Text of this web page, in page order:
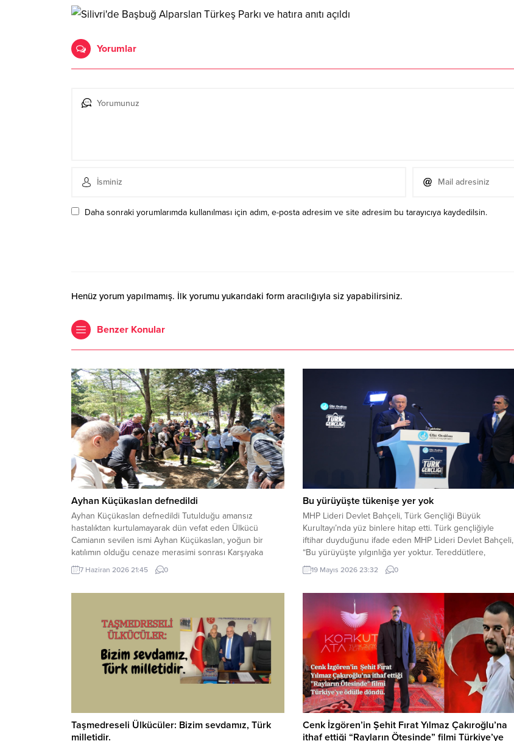
Yorumlar
Daha sonraki yorumlarımda kullanılması için adım, e-posta adresim ve site adresim bu tarayıcıya kaydedilsin.
Henüz yorum yapılmamış. İlk yorumu yukarıdaki form aracılığıyla siz yapabilirsiniz.
Benzer Konular
Ayhan Küçükaslan defnedildi
Ayhan Küçükaslan defnedildi Tutulduğu amansız
hastalıktan kurtulamayarak dün vefat eden Ülkücü
Camianın sevilen ismi Ayhan Küçükaslan, yoğun bir
katılımın olduğu cenaze merasimi sonrası Karşıyaka
Mezarlığına defnedildi. Küçükaslan’ın cenazesine katılan
eş-dost akraba ve arkadaşlarından helallik alındı.
7 Haziran 2026 21:45 0
Bu yürüyüşte tükenişe yer yok
MHP Lideri Devlet Bahçeli, Türk Gençliği Büyük
Kurultayı’nda yüz binlere hitap etti. Türk gençliğiyle
iftihar duyduğunu ifade eden MHP Lideri Devlet Bahçeli,
“Bu yürüyüşte yılgınlığa yer yoktur. Tereddütlere,
teslimiyete, tükenişe yer yoktur” dedi. MHP Lideri Devlet
Bahçeli, Ülkü Ocakları Eğitim ve Kültür Vakfı Genel
19 Mayıs 2026 23:32 0
Taşmedreseli Ülkücüler: Bizim sevdamız, Türk
milletidir.
Cenk İzgören’in Şehit Fırat Yılmaz Çakıroğlu’na
ithaf ettiği “Rayların Ötesinde” filmi Türkiye’ye